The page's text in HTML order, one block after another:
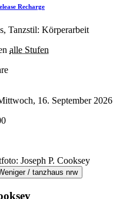
Recharge
Tanzstil: Körperarbeit
alle Stufen
16. September 2026
/ tanzhaus nrw